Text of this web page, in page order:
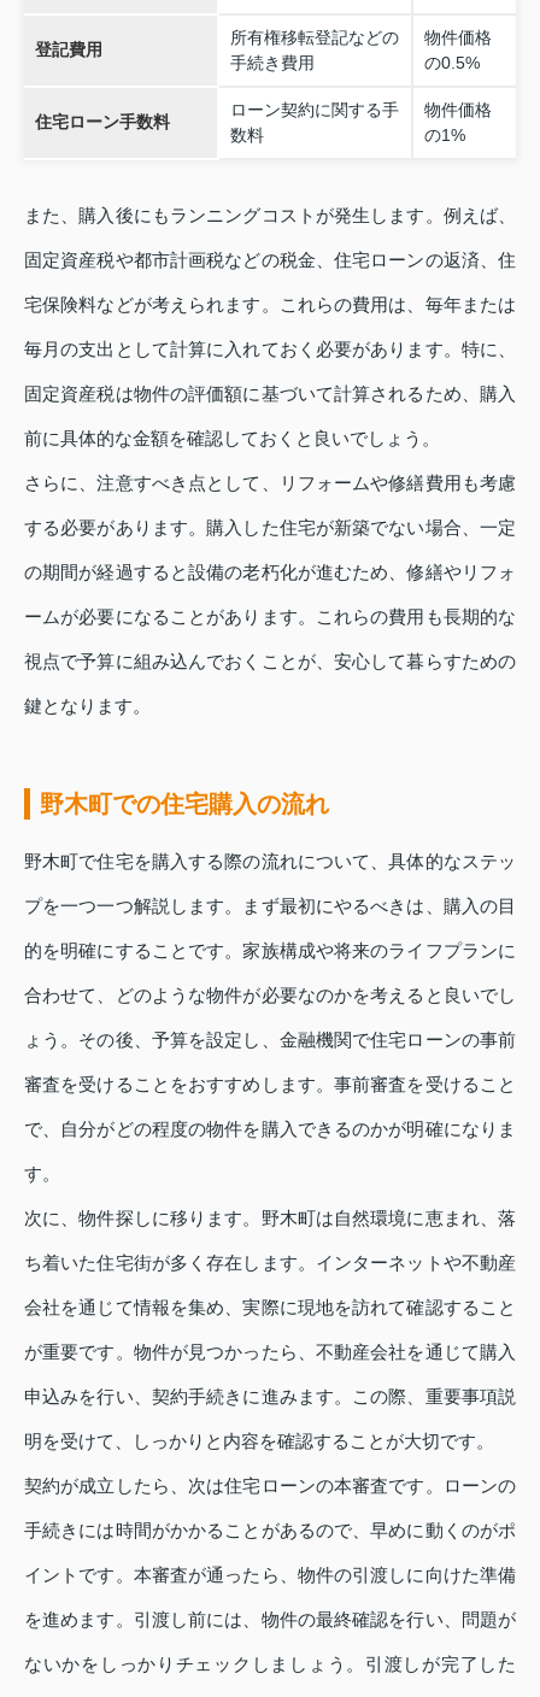
登記費用
所有権移転登記などの
手続き費用
物件価格
の0.5%
住宅ローン手数料
ローン契約に関する手
数料
物件価格
の1%
また、購入後にもランニングコストが発生します。例えば、
固定資産税や都市計画税などの税金、住宅ローンの返済、住
宅保険料などが考えられます。これらの費用は、毎年または
毎月の支出として計算に入れておく必要があります。特に、
固定資産税は物件の評価額に基づいて計算されるため、購入
前に具体的な金額を確認しておくと良いでしょう。
さらに、注意すべき点として、リフォームや修繕費用も考慮
する必要があります。購入した住宅が新築でない場合、一定
の期間が経過すると設備の老朽化が進むため、修繕やリフォ
ームが必要になることがあります。これらの費用も長期的な
視点で予算に組み込んでおくことが、安心して暮らすための
鍵となります。
野木町での住宅購入の流れ
野木町で住宅を購入する際の流れについて、具体的なステッ
プを一つ一つ解説します。まず最初にやるべきは、購入の目
的を明確にすることです。家族構成や将来のライフプランに
合わせて、どのような物件が必要なのかを考えると良いでし
ょう。その後、予算を設定し、金融機関で住宅ローンの事前
審査を受けることをおすすめします。事前審査を受けること
で、自分がどの程度の物件を購入できるのかが明確になりま
す。
次に、物件探しに移ります。野木町は自然環境に恵まれ、落
ち着いた住宅街が多く存在します。インターネットや不動産
会社を通じて情報を集め、実際に現地を訪れて確認すること
が重要です。物件が見つかったら、不動産会社を通じて購入
申込みを行い、契約手続きに進みます。この際、重要事項説
明を受けて、しっかりと内容を確認することが大切です。
契約が成立したら、次は住宅ローンの本審査です。ローンの
手続きには時間がかかることがあるので、早めに動くのがポ
イントです。本審査が通ったら、物件の引渡しに向けた準備
を進めます。引渡し前には、物件の最終確認を行い、問題が
ないかをしっかりチェックしましょう。引渡しが完了した